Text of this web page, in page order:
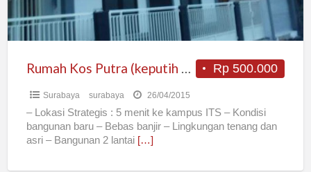
Surabaya
Rp 500.000
Rumah Kos Putra (keputih – Kampus Its) Surabaya
Surabaya surabaya 26/04/2015
– Lokasi Strategis : 5 menit ke kampus ITS – Kondisi
bangunan baru – Bebas banjir – Lingkungan tenang dan
asri – Bangunan 2 lantai […]